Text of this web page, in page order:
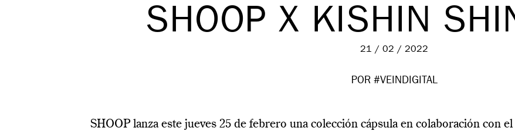
SHOOP X KISHIN
21 / 02 / 2022
POR #VEINDIGITAL
SHOOP lanza este jueves 25 de febrero una colección cápsula en colaboración con